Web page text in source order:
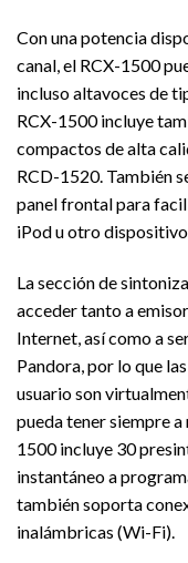
Con una potencia
canal, el RCX-1500
incluso altavoces de
RCX-1500 incluye
compactos de alta
RCD-1520. También
panel frontal para
iPod u otro dispositivo
La sección de
acceder tanto a
Internet, así como a
Pandora, por lo que
usuario son
pueda tener siempre
1500 incluye 30
instantáneo a
también soporta
inalámbricas (Wi-Fi).